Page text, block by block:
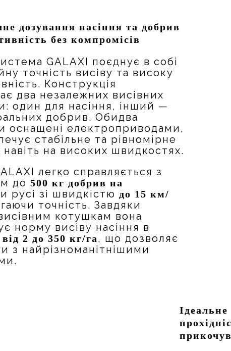
дозування насіння та добрив
без компромісів
GALAXI поєднує в собі
точність висіву та високу
Конструкція
два незалежних висівних
один для насіння, інший —
добрив. Обидва
оснащені електроприводами,
стабільне та рівномірне
на високих швидкостях.
легко справляється з
до500 кг добрив на
русі зі швидкістюдо 15 км/
точність. Завдяки
котушкам вона
норму висіву насіння в
від 2 до 350 кг/га, що дозволяє
з найрізноманітнішими